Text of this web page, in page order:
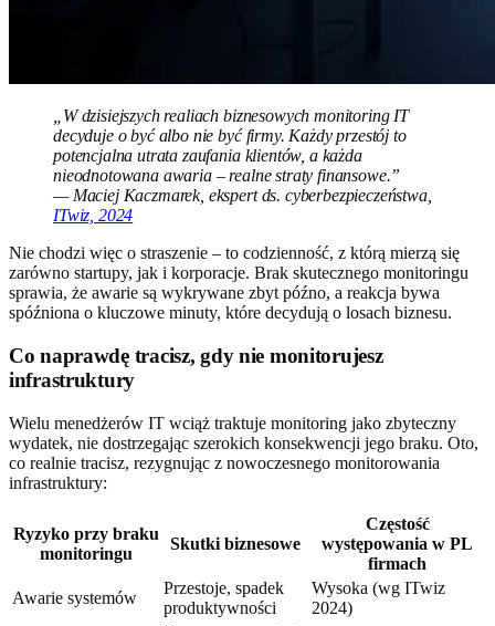
„W dzisiejszych realiach biznesowych monitoring IT
decyduje o być albo nie być firmy. Każdy przestój to
potencjalna utrata zaufania klientów, a każda
nieodnotowana awaria – realne straty finansowe.”
— Maciej Kaczmarek, ekspert ds. cyberbezpieczeństwa,
ITwiz, 2024
Nie chodzi więc o straszenie – to codzienność, z którą mierzą się
zarówno startupy, jak i korporacje. Brak skutecznego monitoringu
sprawia, że awarie są wykrywane zbyt późno, a reakcja bywa
spóźniona o kluczowe minuty, które decydują o losach biznesu.
Co naprawdę tracisz, gdy nie monitorujesz
infrastruktury
Wielu menedżerów IT wciąż traktuje monitoring jako zbyteczny
wydatek, nie dostrzegając szerokich konsekwencji jego braku. Oto,
co realnie tracisz, rezygnując z nowoczesnego monitorowania
infrastruktury:
Ryzyko przy braku
monitoringu
Skutki biznesowe
Częstość
występowania w PL
firmach
Awarie systemów
Przestoje, spadek
produktywności
Wysoka (wg ITwiz
2024)